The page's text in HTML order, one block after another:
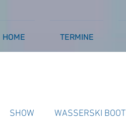
HOME TERMINE
SHOW WASSERSKI BOOT